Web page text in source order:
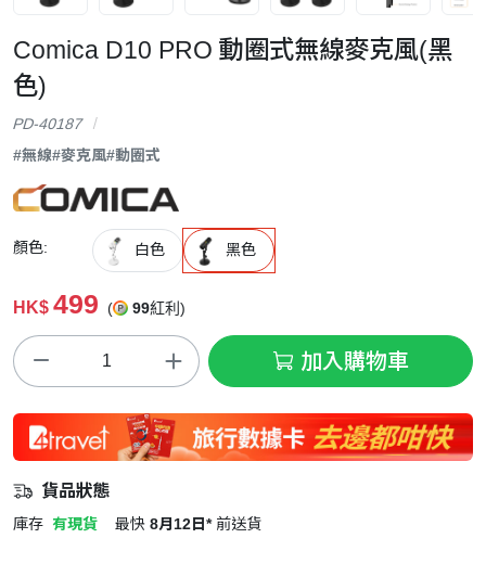
Comica D10 PRO 動圈式無線麥克風(黑
色)
PD-40187
#無線#麥克風#動圈式
顏色: 白色 黑色
HK$ 499 ( 99紅利)
加入購物車
貨品狀態
庫存 有現貨 最快 8月12日* 前送貨